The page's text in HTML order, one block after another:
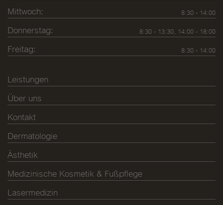
Mittwoch: 8:30 - 14:00
Donnerstag: 8:30 - 13:30, 14:00 - 18:00
Freitag: 8:30 - 14:00
Leistungen
Über uns
Kontakt
Dermatologie
Ästhetik
Medizinische Kosmetik & Fußpflege
Lasermedizin